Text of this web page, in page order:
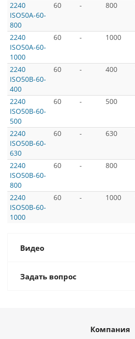
2240
ISO50A-60-
800
60 - 800
2240
ISO50A-60-
1000
60 - 1000
2240
ISO50B-60-
400
60 - 400
2240
ISO50B-60-
500
60 - 500
2240
ISO50B-60-
630
60 - 630
2240
ISO50B-60-
800
60 - 800
2240
ISO50B-60-
1000
60 - 1000
Видео
Задать вопрос
Компания